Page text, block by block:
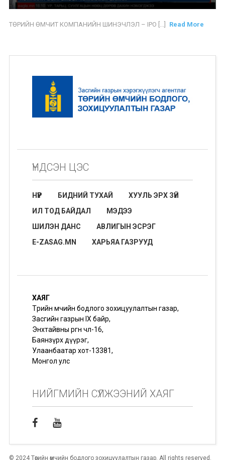
ТӨРИЙН ӨМЧИТ КОМПАНИЙН ШИНЭЧЛЭЛ – IPO [...] Read More
ҮНДСЭН ЦЭС
НҮҮР БИДНИЙ ТУХАЙ
ХУУЛЬ ЭРХ ЗҮЙ
ИЛ ТОД БАЙДАЛ
МЭДЭЭ
ШИЛЭН ДАНС
АВЛИГЫН ЭСРЭГ
E-ZASAG.MN
ХАРЬЯА ГАЗРУУД
ХАЯГ
Төрийн өмчийн бодлого зохицуулалтын газар,
Засгийн газрын IX байр,
Энхтайвны өргөн чөлөө-16,
Баянзүрх дүүрэг,
Улаанбаатар хот-13381,
Монгол улс
НИЙГМИЙН СҮЛЖЭЭНИЙ ХАЯГ
© 2024 Төрийн өмчийн бодлого зохицуулалтын газар. All rights reserved.